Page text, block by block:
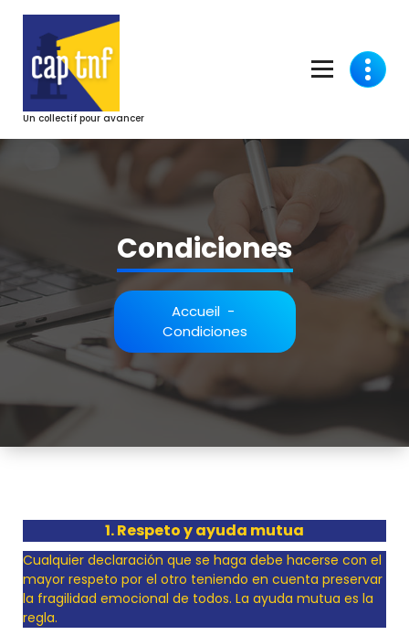
contenu
Un collectif pour avancer
Condiciones
Accueil-
Condiciones
1. Respeto y ayuda mutua
Cualquier declaración que se haga debe hacerse con el
mayor respeto por el otro teniendo en cuenta preservar
la fragilidad emocional de todos. La ayuda mutua es la
regla.